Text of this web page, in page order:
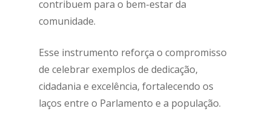
contribuem para o bem-estar da
comunidade.
Esse instrumento reforça o compromisso
de celebrar exemplos de dedicação,
cidadania e excelência, fortalecendo os
laços entre o Parlamento e a população.